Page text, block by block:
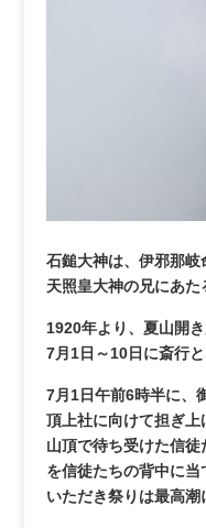
石鎚大神は、伊邪那岐
天照皇大神の兄にあた
1920年より、夏山開
7月1日～10日に斎行
7月1日午前6時半に、
頂上社に向けて担ぎ上
山頂で待ち受けた信
を信徒たちの背中に当
いただき祭りは最高潮